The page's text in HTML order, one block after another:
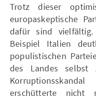
Trotz dieser
europaskeptische
dafür sind
Beispiel Italien
populistischen
des Landes
erschütterte